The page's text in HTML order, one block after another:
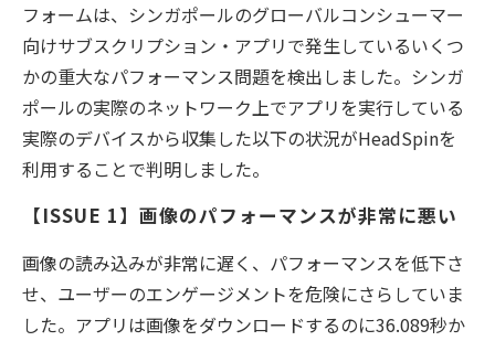
フォームは、シンガポールのグローバルコンシューマー
向けサブスクリプション・アプリで発生しているいくつ
かの重大なパフォーマンス問題を検出しました。シンガ
ポールの実際のネットワーク上でアプリを実行している
実際のデバイスから収集した以下の状況がHeadSpinを
利用することで判明しました。
【ISSUE 1】画像のパフォーマンスが非常に悪い
画像の読み込みが非常に遅く、パフォーマンスを低下さ
せ、ユーザーのエンゲージメントを危険にさらしていま
した。アプリは画像をダウンロードするのに36.089秒か